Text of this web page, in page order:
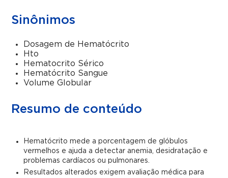
Sinônimos
Dosagem de Hematócrito
Hto
Hematocrito Sérico
Hematócrito Sangue
Volume Globular
Resumo de conteúdo
Hematócrito mede a porcentagem de glóbulos
vermelhos e ajuda a detectar anemia, desidratação e
problemas cardíacos ou pulmonares.
Resultados alterados exigem avaliação médica para